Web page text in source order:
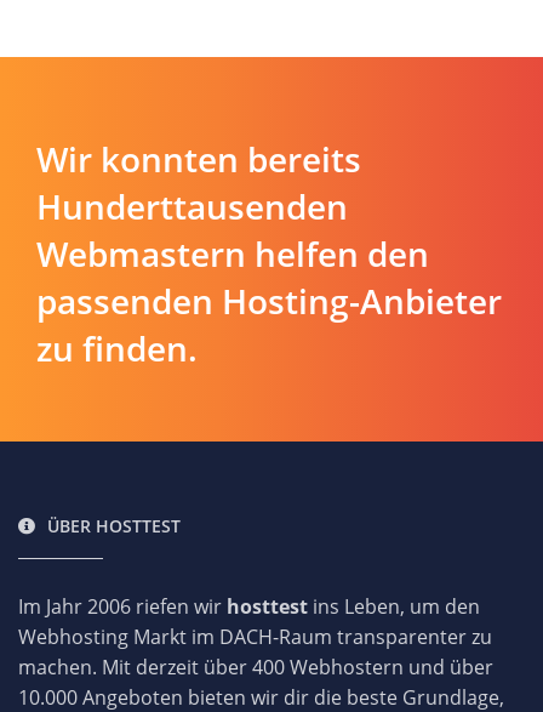
Wir konnten bereits
Hunderttausenden
Webmastern helfen den
passenden Hosting-Anbieter
zu finden.
ÜBER HOSTTEST
Im Jahr 2006 riefen wir hosttest ins Leben, um den
Webhosting Markt im DACH-Raum transparenter zu
machen. Mit derzeit über 400 Webhostern und über
10.000 Angeboten bieten wir dir die beste Grundlage,